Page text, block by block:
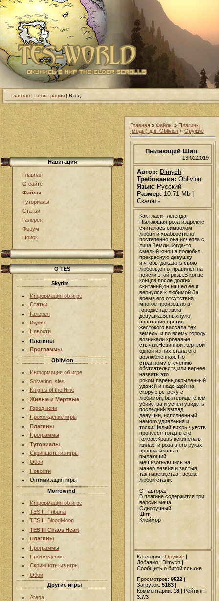
Главная | Регистрация | Вход
Навигация
Главная
О сайте
Файлы
Туториалы
Статьи
Галерея
Форум
Поиск
О TES
Skyrim
Информация об игре
Статьи
Галерея
Видео
Новости
Плагины
Программы
Oblivion
Информация об игре
Shivering Isles
Knights of the Nine
Живые и Мертвые
Город ночи
Прохождение игры
Плагины
Программы
Туториалы
Скриншоты из игры
Обои
Новости
Оптимизация игры
Morrowind
Информация об игре
TES III Tribunal
TES III BloodMoon
TES III Chaos Heart
Плагины
Программы
Прохождения
Скриншоты из игры
Обои
Другие игры
Arena
Главная » Файлы » Плагины
(моды) для Oblivion » Оружие
Пылающий Шип
13.02.2019
Автор: Dimych
Требования: Oblivion
Язык: Русский
Размер: 10.71 Mb |
Скачать
Как гласит легенда,
Пылающая роза издревле
считалась символом
любви и храбрости,но
постепенно она исчезла с
лица Земли.Когда-то
смелый юноша полюбил
прекрасную девушку
и,чтобы доказать свою
любовь,он отправился на
поиски этой розы.В конце
концов,после долгих
скитаний,он нашел ее и
вернулся к любимой.За
время его отсутствия
многое произошло в
городке,где жила
девушка.Вспыхнуло
восстание против
жестокого вассала тех
земель, и по всему городу
возникали кровавые
стычки.Невинной жертвой
одной из них стала его
возлюбленная. По
странному стечению
обстоятельств,или вернее
назвать это
роком,парень,окрыленный
удачей и надеждой на
скорую встречу с
любимой, был свидетелем
убийства и успел увидеть
последний взгляд
девушки, исполненный
немого удивления и
тоски.Целый вихрь чувств
пронесся тогда в его
голове.Кровь вскипела в
жилах, и роза в его руках
превратилась в
пылающий
меч,изогнувшись на
манер лезвия и застыв
так навеки,став тверже
любой стали.
От автора:
В плагине содержится три
версии меча.
Одноручный
Щит
Клеймор
Категория: Оружие |
Добавил : Dimych |
Сообщить о битой ссылке
Просмотров: 9522
Загрузок: 5183
Комментарии: 18 | Рейтинг:
3.7/3